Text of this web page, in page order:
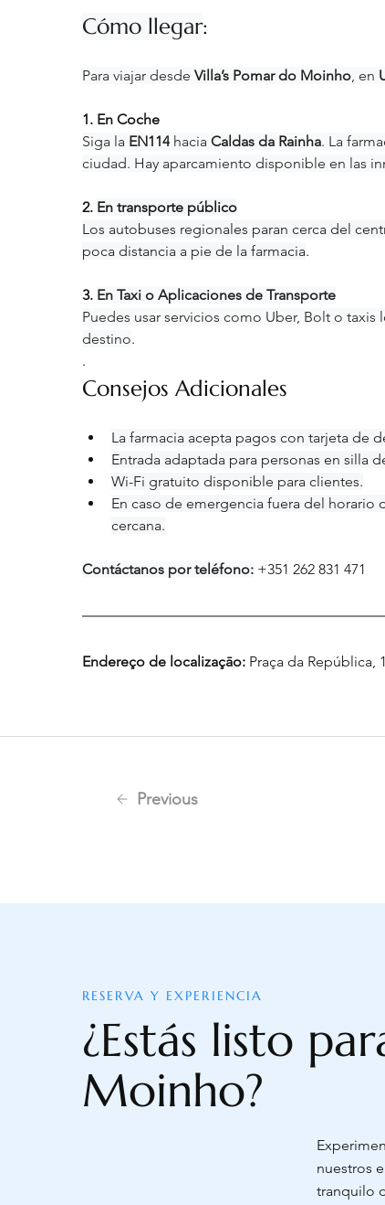
Cómo llegar:
Para viajar desde Villa’s Pomar do Moinho, en
1. En Coche
Siga la EN114 hacia Caldas da Rainha. La
ciudad. Hay aparcamiento disponible en las
2. En transporte público
Los autobuses regionales paran cerca del
poca distancia a pie de la farmacia.​
3. En Taxi o Aplicaciones de Transporte
Puedes usar servicios como Uber, Bolt o taxis
destino.
.​
Consejos Adicionales
La farmacia acepta pagos con tarjeta de
Entrada adaptada para personas en silla
Wi-Fi gratuito disponible para clientes.
En caso de emergencia fuera del horario
cercana.
Contáctanos por teléfono: +351 262 831 471
Endereço de localizaçāo: Praça da República,
Previous
RESERVA Y EXPERIENCIA
¿Estás listo
Moinho?
nuestros
tranquilo